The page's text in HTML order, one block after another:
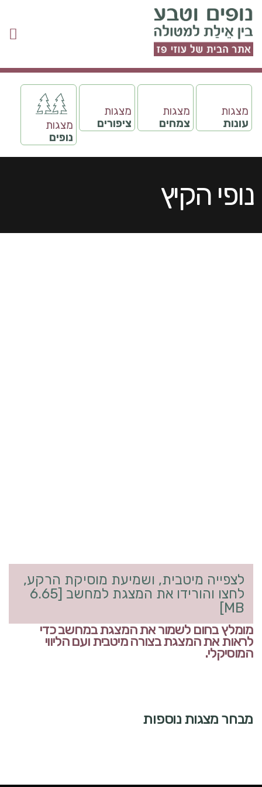
מצגות
עונות
מצגות
צמחים
מצגות
ציפורים
מצגות
נופים
נופי הקיץ
לצפייה מיטבית, ושמיעת מוסיקת הרקע,
לחצו והורידו את המצגת למחשב [6.65
MB]
מומלץ בחום לשמור את המצגת במחשב כדי
לראות את המצגת בצורה מיטבית ועם הליווי
המוסיקלי.
מבחר מצגות נוספות